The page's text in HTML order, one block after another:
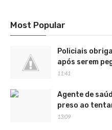
Most Popular
Policiais
após serem
11:41
Agente de
preso ao
13:09